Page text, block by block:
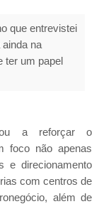
que entrevistei
na
ter um papel
a reforçar o
foco não apenas
e direcionamento
com centros de
além de